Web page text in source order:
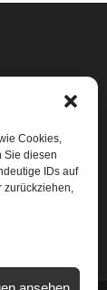
Cookies,
Sie diesen
IDs auf
zurückziehen,